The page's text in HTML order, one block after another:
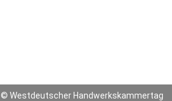
© Westdeutscher Handwerkskammertag